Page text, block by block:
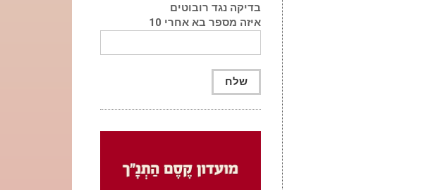
בדיקה נגד רובוטים
איזה מספר בא אחרי 10